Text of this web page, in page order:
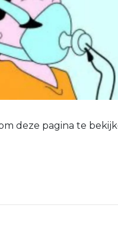
deze pagina te